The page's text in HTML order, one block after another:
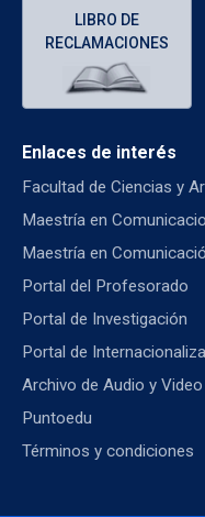
LIBRO DE
RECLAMACIONES
Enlaces de interés
Facultad de Ciencias y
Maestría en
Maestría en
Portal del Profesorado
Portal de Investigación
Portal de
Archivo de Audio y
Puntoedu
Términos y condiciones